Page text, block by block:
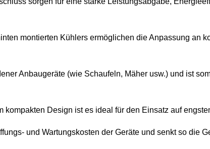
montierten Kühlers ermöglichen die Anpassung an
Anbaugeräte (wie Schaufeln, Mäher usw.) und ist
kompakten Design ist es ideal für den Einsatz auf
und Wartungskosten der Geräte und senkt so die